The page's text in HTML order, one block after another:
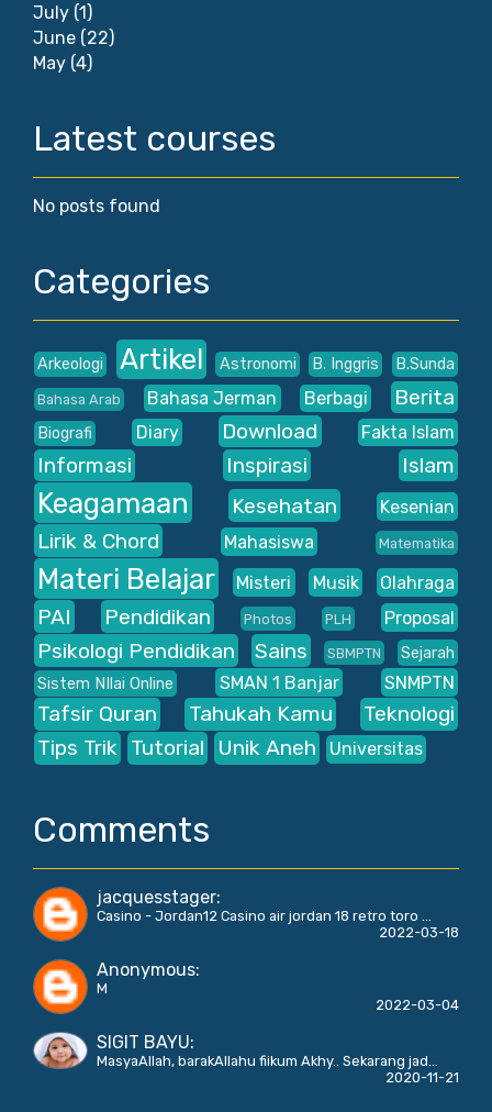
July (1)
June (22)
May (4)
Latest courses
No posts found
Categories
Arkeologi Artikel Astronomi B. Inggris B.Sunda
Bahasa Arab Bahasa Jerman Berbagi Berita
Biografi Diary Download Fakta Islam
Informasi Inspirasi Islam
Keagamaan Kesehatan Kesenian
Lirik & Chord Mahasiswa Matematika
Materi Belajar Misteri Musik Olahraga
PAI Pendidikan Photos PLH Proposal
Psikologi Pendidikan Sains SBMPTN
Sejarah
Sistem NIlai Online
SMAN 1 Banjar SNMPTN
Tafsir Quran Tahukah Kamu
Teknologi
Tips Trik Tutorial Unik Aneh Universitas
Comments
jacquesstager:
Casino - Jordan12 Casino air jordan 18 retro toro ...
2022-03-18
Anonymous:
M
2022-03-04
SIGIT BAYU:
MasyaAllah, barakAllahu fiikum Akhy.. Sekarang jad...
2020-11-21